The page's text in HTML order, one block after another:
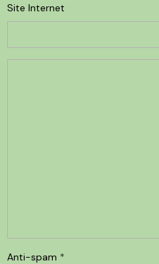
Site Internet
Anti-spam